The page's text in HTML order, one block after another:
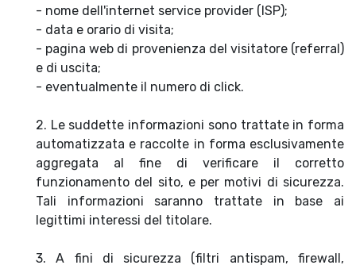
- nome dell'internet service provider (ISP);
- data e orario di visita;
- pagina web di provenienza del visitatore (referral)
e di uscita;
- eventualmente il numero di click.
2. Le suddette informazioni sono trattate in forma
automatizzata e raccolte in forma esclusivamente
aggregata al fine di verificare il corretto
funzionamento del sito, e per motivi di sicurezza.
Tali informazioni saranno trattate in base ai
legittimi interessi del titolare.
3. A fini di sicurezza (filtri antispam, firewall,